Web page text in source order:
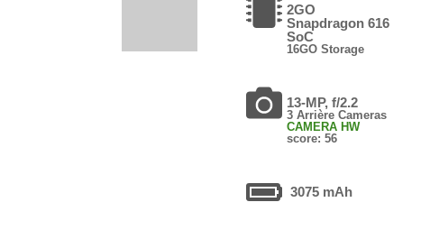
2GO
Snapdragon 616
SoC
16GO Storage
13-MP, f/2.2
3 Arrière Cameras
CAMERA HW
score: 56
3075 mAh